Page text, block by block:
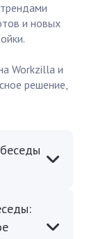
и новых
Workzilla и
решение,